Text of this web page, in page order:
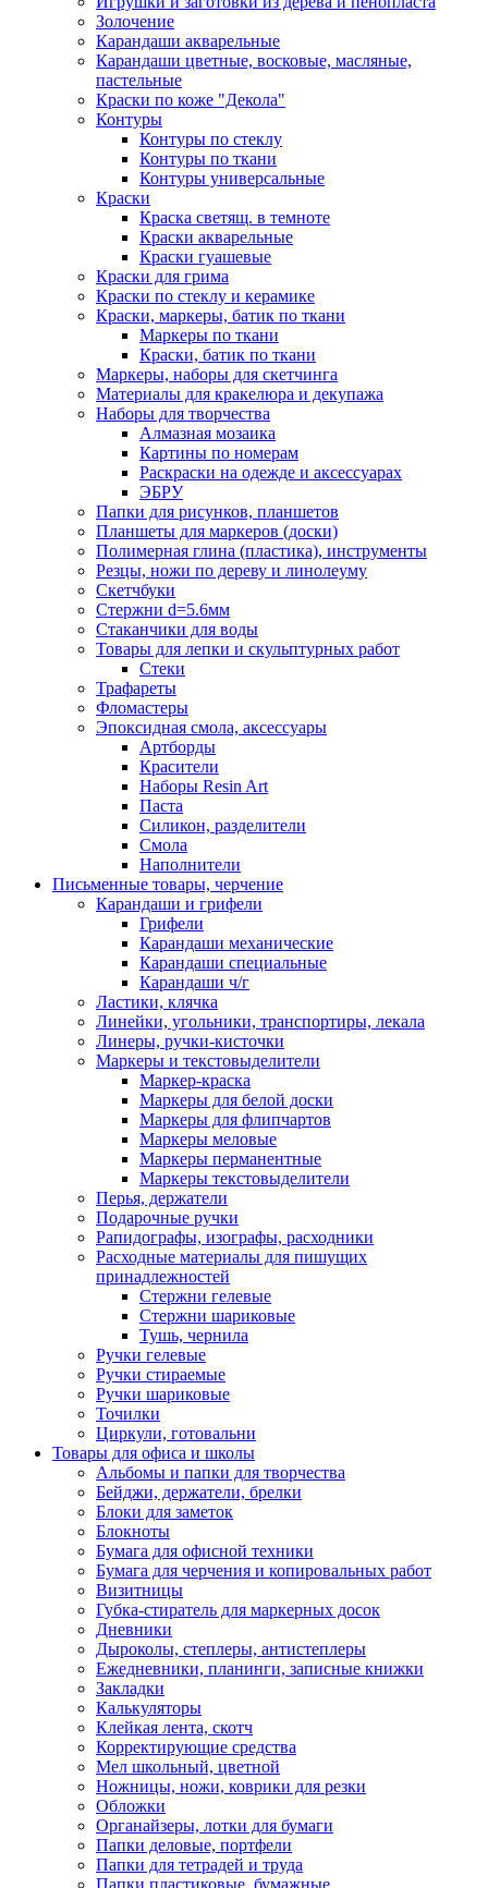
Золочение
Карандаши акварельные
Карандаши цветные, восковые, масляные,
пастельные
Краски по коже "Декола"
Контуры
Контуры по стеклу
Контуры по ткани
Контуры универсальные
Краски
Краска светящ. в темноте
Краски акварельные
Краски гуашевые
Краски для грима
Краски по стеклу и керамике
Краски, маркеры, батик по ткани
Маркеры по ткани
Краски, батик по ткани
Маркеры, наборы для скетчинга
Материалы для кракелюра и декупажа
Наборы для творчества
Алмазная мозаика
Картины по номерам
Раскраски на одежде и аксессуарах
ЭБРУ
Папки для рисунков, планшетов
Планшеты для маркеров (доски)
Полимерная глина (пластика), инструменты
Резцы, ножи по дереву и линолеуму
Скетчбуки
Стержни d=5.6мм
Стаканчики для воды
Товары для лепки и скульптурных работ
Стеки
Трафареты
Фломастеры
Эпоксидная смола, аксессуары
Артборды
Красители
Наборы Resin Art
Паста
Силикон, разделители
Смола
Наполнители
Письменные товары, черчение
Карандаши и грифели
Грифели
Карандаши механические
Карандаши специальные
Карандаши ч/г
Ластики, клячка
Линейки, угольники, транспортиры, лекала
Линеры, ручки-кисточки
Маркеры и текстовыделители
Маркер-краска
Маркеры для белой доски
Маркеры для флипчартов
Маркеры меловые
Маркеры перманентные
Маркеры текстовыделители
Перья, держатели
Подарочные ручки
Рапидографы, изографы, расходники
Расходные материалы для пишущих
принадлежностей
Стержни гелевые
Стержни шариковые
Тушь, чернила
Ручки гелевые
Ручки стираемые
Ручки шариковые
Точилки
Циркули, готовальни
Товары для офиса и школы
Альбомы и папки для творчества
Бейджи, держатели, брелки
Блоки для заметок
Блокноты
Бумага для офисной техники
Бумага для черчения и копировальных работ
Визитницы
Губка-стиратель для маркерных досок
Дневники
Дыроколы, степлеры, антистеплеры
Ежедневники, планинги, записные книжки
Закладки
Калькуляторы
Клейкая лента, скотч
Корректирующие средства
Мел школьный, цветной
Ножницы, ножи, коврики для резки
Обложки
Органайзеры, лотки для бумаги
Папки деловые, портфели
Папки для тетрадей и труда
Папки пластиковые, бумажные